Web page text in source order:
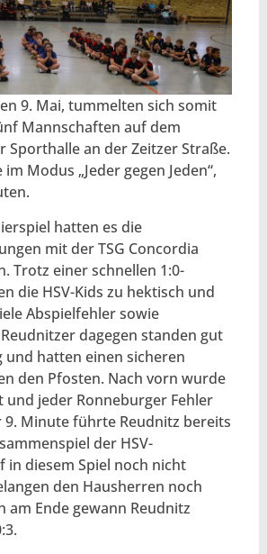
9. Mai, tummelten sich somit
Mannschaften auf dem
Sporthalle an der Zeitzer Straße.
Modus „Jeder gegen Jeden“,
hatten es die
mit der TSG Concordia
Trotz einer schnellen 1:0-
die HSV-Kids zu hektisch und
Abspielfehler sowie
dagegen standen gut
und hatten einen sicheren
den Pfosten. Nach vorn wurde
und jeder Ronneburger Fehler
Minute führte Reudnitz bereits
der HSV-
in diesem Spiel noch nicht
den Hausherren noch
am Ende gewann Reudnitz